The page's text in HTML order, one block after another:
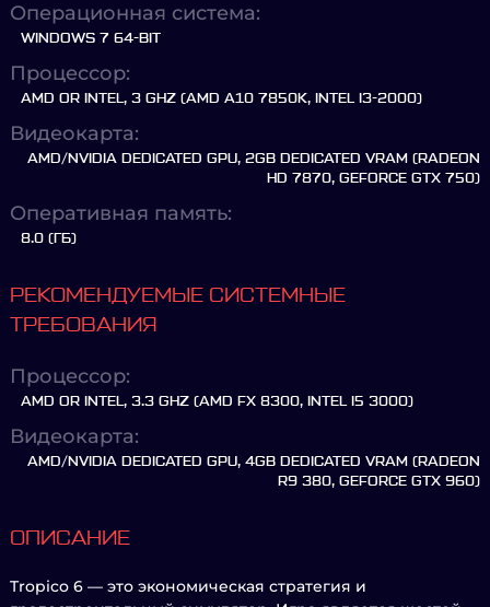
Операционная система:
WINDOWS 7 64-BIT
Процессор:
AMD OR INTEL, 3 GHZ (AMD A10 7850K, INTEL I3-2000)
Видеокарта:
AMD/NVIDIA DEDICATED GPU, 2GB DEDICATED VRAM (RADEON
HD 7870, GEFORCE GTX 750)
Оперативная память:
8.0 (ГБ)
РЕКОМЕНДУЕМЫЕ СИСТЕМНЫЕ
ТРЕБОВАНИЯ
Процессор:
AMD OR INTEL, 3.3 GHZ (AMD FX 8300, INTEL I5 3000)
Видеокарта:
AMD/NVIDIA DEDICATED GPU, 4GB DEDICATED VRAM (RADEON
R9 380, GEFORCE GTX 960)
ОПИСАНИЕ
Tropico 6 — это экономическая стратегия и